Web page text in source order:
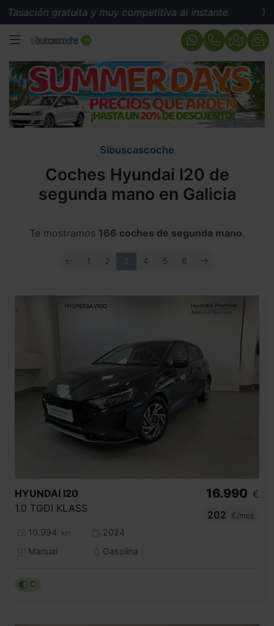
y muy competitiva al instante. Tasación
MENÚ
Sibuscascoche
Coches Hyundai I20 de
segunda mano en Galicia
Te mostramos 166 coches de segunda mano.
ANTERIOR
1 2 3 4 5 6 SIGUIENTE
HYUNDAI I20
1.0 TGDI KLASS
10.994 km
2024
Manual
Gasolina
16.990 €
202
€/mes
C